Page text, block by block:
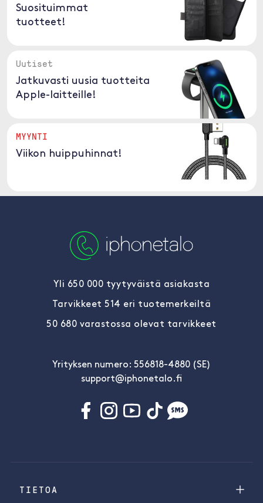
Suosituimmat
tuotteet!
Uutiset
Jatkuvasti uusia tuotteita
Apple-laitteille!
MYYNTI
Viikon huippuhinnat!
Yli 650 000 tyytyväistä asiakasta
Tarvikkeet 514 eri tuotemerkeiltä
50 680 varastossa olevat tarvikkeet
Yrityksen numero: 556818-4880 (SE)
support@iphonetalo.fi
TIETOA